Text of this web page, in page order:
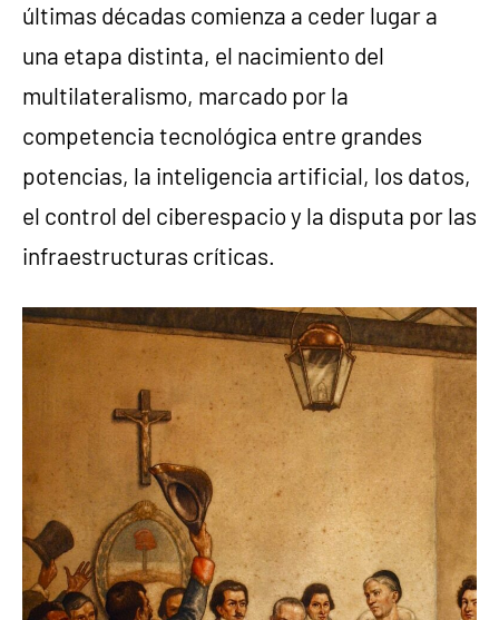
últimas décadas comienza a ceder lugar a
una etapa distinta, el nacimiento del
multilateralismo, marcado por la
competencia tecnológica entre grandes
potencias, la inteligencia artificial, los datos,
el control del ciberespacio y la disputa por las
infraestructuras críticas.